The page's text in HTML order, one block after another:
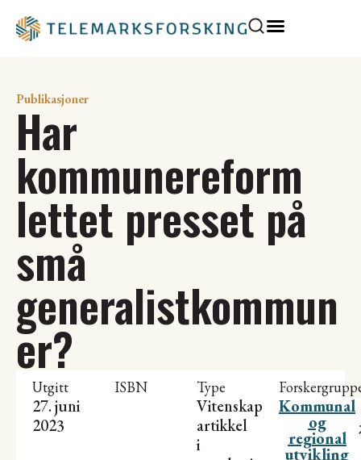
Publikasjoner
Har
kommunereform
lettet presset på
små
generalistkommun
er?
Utgitt
27. juni
2023
ISBN Type
Vitenskapelig
artikkel
i
Kommunal
og
regional
utvikling